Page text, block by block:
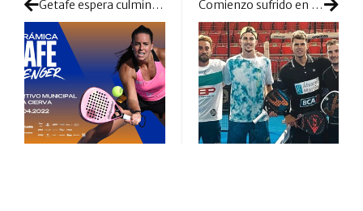
Getafe espera culminar sus rondas previas para cerrar dos cuadros finales muy diferentes Comienzo sufrido en Catar: el viento complica y agita mucho la primera ronda del cuadro final